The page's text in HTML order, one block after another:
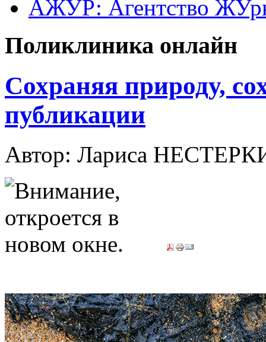
АЖУР: Агентство
Поликлиника онлайн
Сохраняя природу,
публикации
Автор: Лариса